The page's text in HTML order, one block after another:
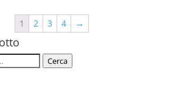
1 2 3 4 →
Cerca